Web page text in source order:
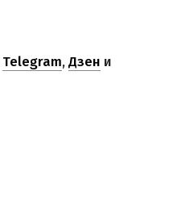
Telegram,Дзен и